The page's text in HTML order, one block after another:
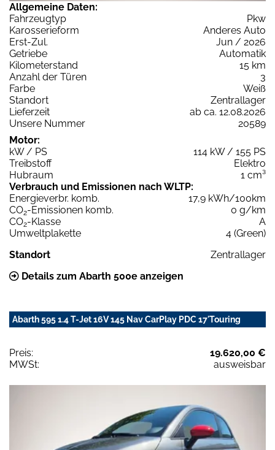
Allgemeine Daten:
Fahrzeugtyp
Pkw
Karosserieform
Anderes Auto
Erst-Zul.
Jun / 2026
Getriebe
Automatik
Kilometerstand
15 km
Anzahl der Türen
3
Farbe
Weiß
Standort
Zentrallager
Lieferzeit
ab ca. 12.08.2026
Unsere Nummer
20589
Motor:
kW / PS
114 kW / 155 PS
Treibstoff
Elektro
Hubraum
1 cm³
Verbrauch und Emissionen nach WLTP:
Energieverbr. komb.
17,9 kWh/100km
CO2-Emissionen komb.
0 g/km
CO2-Klasse
A
Umweltplakette
4 (Green)
Standort
Zentrallager
Details zum Abarth 500e anzeigen
Abarth 595 1.4 T-Jet 16V 145 Nav CarPlay PDC 17'Touring
Preis:
19.620,00 €
MWSt:
ausweisbar